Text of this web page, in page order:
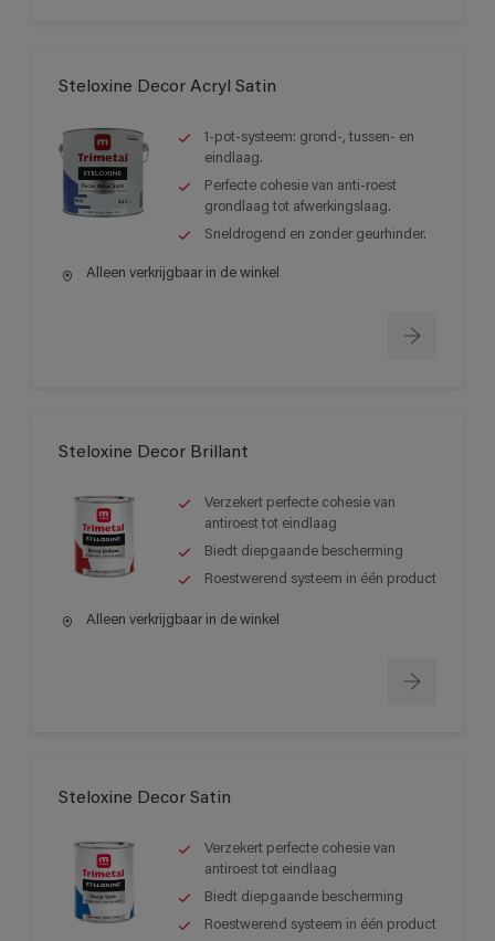
Steloxine Decor Acryl Satin
1-pot-systeem: grond-, tussen- en
eindlaag.
Perfecte cohesie van anti-roest
grondlaag tot afwerkingslaag.
Sneldrogend en zonder geurhinder.
Alleen verkrijgbaar in de winkel
Steloxine Decor Brillant
Verzekert perfecte cohesie van
antiroest tot eindlaag
Biedt diepgaande bescherming
Roestwerend systeem in één product
Alleen verkrijgbaar in de winkel
Steloxine Decor Satin
Verzekert perfecte cohesie van
antiroest tot eindlaag
Biedt diepgaande bescherming
Roestwerend systeem in één product